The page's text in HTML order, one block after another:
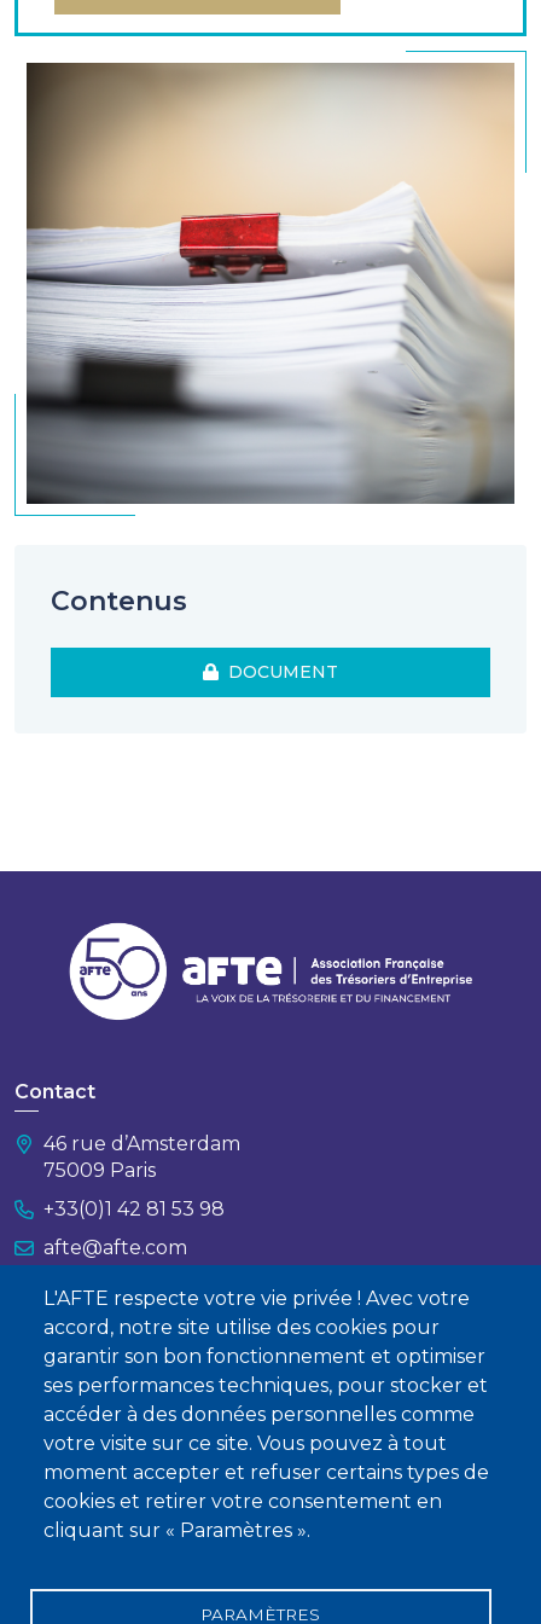
L'AFTE respecte votre vie privée ! Avec votre
accord, notre site utilise des cookies pour
garantir son bon fonctionnement et optimiser
ses performances techniques, pour stocker et
accéder à des données personnelles comme
votre visite sur ce site. Vous pouvez à tout
moment accepter et refuser certains types de
cookies et retirer votre consentement en
cliquant sur « Paramètres ».
PARAMÈTRES
des derniers chantiers de « Bâle III ».
La série d’accords de « Bâle III » comporte cinq
solvabilité, Une réduction du risque systémique et
un mécanisme de renforcement des fonds propres
contracycliques, un plancher en capital (« output
floor »), Des délais de mise en œuvre. Le paquet CRD
IV offre une palette de nouveaux outils
microprudentiels pour réguler le risque systémique
dans ses dimensions temporelle et structurelle
(transposition du cadre règlementaire « Bâle III »). En
outre, la directive CRD4 renforce les exigences en
matière de gouvernance ainsi que les pouvoirs de
sanction des autorités de supervision, en introduisant
notamment la possibilité de sanctionner des
d’administration ou de surveillance. S’agissant des
harmonisé au niveau européen à 10% du chiffre
d’affaires.
Contenus
DOCUMENT
Contact
46 rue d’Amsterdam
75009 Paris
+33(0)1 42 81 53 98
afte@afte.com
Nous contacter
À propos
Qui sommes-nous ?
Devenir membre